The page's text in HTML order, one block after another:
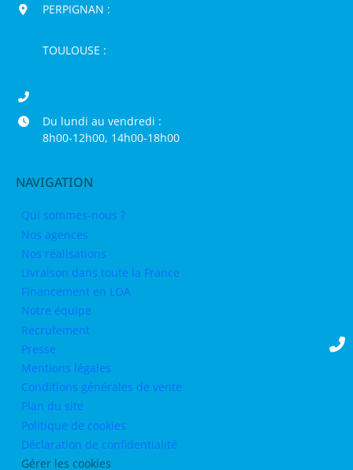
PERPIGNAN :
TOULOUSE :
Du lundi au vendredi :
8h00-12h00, 14h00-18h00
NAVIGATION
Qui sommes-nous ?
Nos agences
Nos réalisations
Livraison dans toute la France
Financement en LOA
Notre équipe
Recrutement
Presse
Mentions légales
Conditions générales de vente
Plan du site
Politique de cookies
Déclaration de confidentialité
Gérer les cookies